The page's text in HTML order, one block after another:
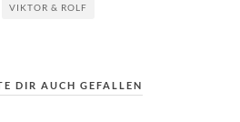
VIKTOR & ROLF
DIR AUCH GEFALLEN